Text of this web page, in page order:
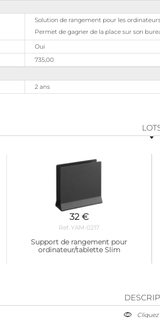
Solution de rangement pour les
Permet de gagner de la place sur son
Oui
735,00
2 ans
32 €
Ref. YAM-0217
Support de rangement pour
ordinateur/tablette Slim